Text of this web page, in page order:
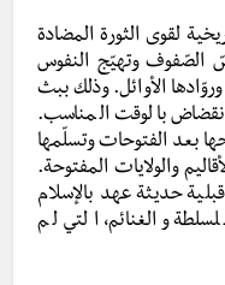
لقوى الثورة المضادة
الصّفوف وتهيّج النفوس
الأوائل. وذلك ببث
بالوقت المناسب.
بعد الفتوحات وتسلّمها
والولايات المفتوحة.
حديثة عهد بالإسلام
والغنائم، التي لم